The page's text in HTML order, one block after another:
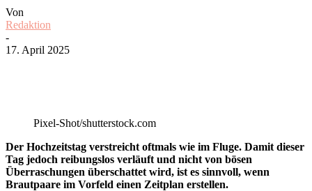
Von
Redaktion
-
17. April 2025
Pixel-Shot/shutterstock.com
Der Hochzeitstag verstreicht oftmals wie im Fluge. Damit dieser
Tag jedoch reibungslos verläuft und nicht von bösen
Überraschungen überschattet wird, ist es sinnvoll, wenn
Brautpaare im Vorfeld einen Zeitplan erstellen.